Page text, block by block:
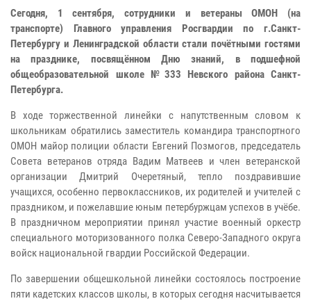
Сегодня, 1 сентября, сотрудники и ветераны ОМОН (на
транспорте) Главного управления Росгвардии по г.Санкт-
Петербургу и Ленинградской области стали почётными гостями
на празднике, посвящённом Дню знаний, в подшефной
общеобразовательной школе №333 Невского района Санкт-
Петербурга.
В ходе торжественной линейки с напутственным словом к
школьникам обратились заместитель командира транспортного
ОМОН майор полиции области Евгений Позмогов, председатель
Совета ветеранов отряда Вадим Матвеев и член ветеранской
организации Дмитрий Очеретяный, тепло поздравившие
учащихся, особенно первоклассников, их родителей и учителей с
праздником, и пожелавшие юным петербуржцам успехов в учёбе.
В праздничном мероприятии принял участие военный оркестр
специального моторизованного полка Северо-Западного округа
войск национальной гвардии Российской Федерации.
По завершении общешкольной линейки состоялось построение
пяти кадетских классов школы, в которых сегодня насчитывается